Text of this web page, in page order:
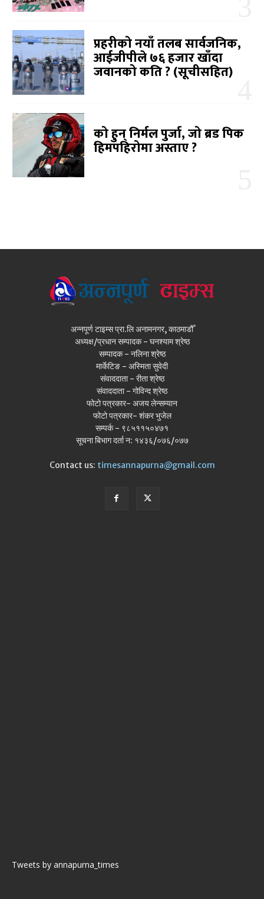
प्रहरीको नयाँ तलब सार्वजनिक,
आईजीपीले ७६ हजार खाँदा
जवानको कति ? (सूचीसहित)
को हुन् निर्मल पुर्जा, जो ब्रड पिक
हिमपहिरोमा अस्ताए ?
अन्नपूर्ण टाइम्स प्रा.लि अनामनगर, काठमाडौँ
अध्यक्ष/प्रधान सम्पादक - घनश्याम श्रेष्ठ
सम्पादक - नलिना श्रेष्ठ
मार्केटिङ - अस्मिता सुवेदी
संवाददाता - रीता श्रेष्ठ
संवाददाता - गोविन्द श्रेष्ठ
फोटो पत्रकार- अजय लेन्सम्यान
फोटो पत्रकार- शंकर भुजेल
सम्पर्क - ९८५११५०४७१
सूचना बिभाग दर्ता न: १४३६/०७६/०७७
Contact us: timesannapurna@gmail.com
Tweets by annapurna_times